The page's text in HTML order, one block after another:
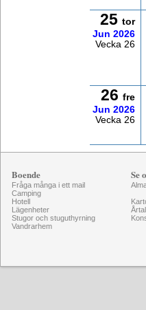
25 tor
Jun 2026
Vecka 26
26 fre
Jun 2026
Vecka 26
Boende
Fråga många i ett mail
Camping
Hotell
Lägenheter
Stugor och stuguthyrning
Vandrarhem
Se